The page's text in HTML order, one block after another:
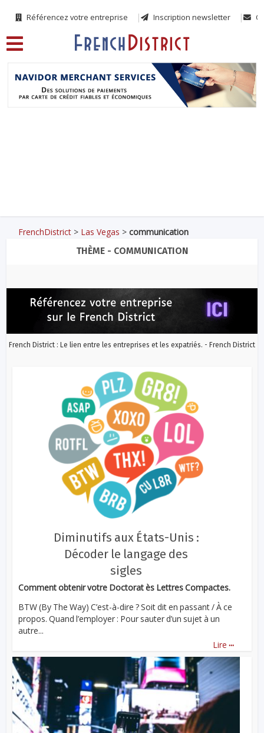
Référencez votre entreprise Inscription newsletter
FrenchDistrict > Las Vegas >communication
THÈME - COMMUNICATION
French District : Le lien entre les entreprises et les expatriés. - French District
Diminutifs aux États-Unis :
Décoder le langage des
sigles
Comment obtenir votre Doctorat ès Lettres Compactes.
BTW (By The Way) C’est-à-dire ? Soit dit en passant / À ce
propos. Quand l’employer : Pour sauter d’un sujet à un
autre...
Lire ...